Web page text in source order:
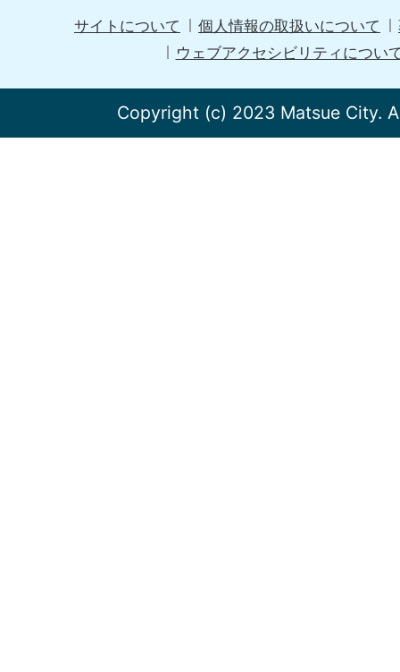
サイトについて 個人情報の取扱いについて
ウェブアクセシビリティについ
Copyright (c) 2023 Matsue City.